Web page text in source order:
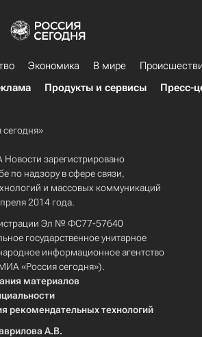
Экономика В мире
Продукты и сервисы Пресс-
Новости зарегистрировано
по надзору в сфере связи,
и массовых коммуникаций
2014 года.
Эл № ФС77-57640
государственное унитарное
информационное агентство
«Россия сегодня»).
материалов
рекомендательных технологий
А.В.